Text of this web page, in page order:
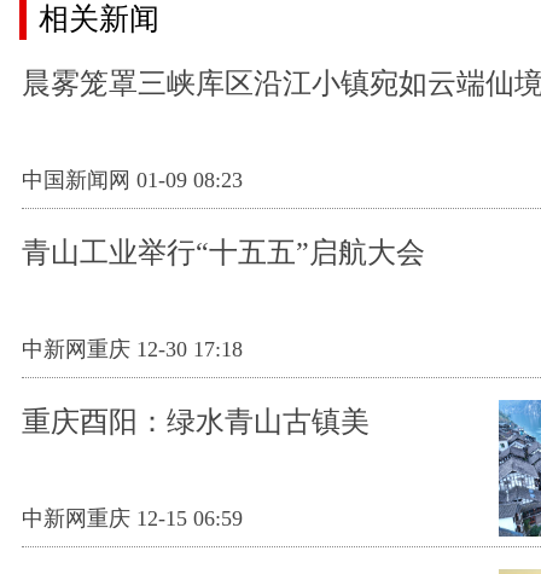
相关新闻
晨雾笼罩三峡库区沿江小镇宛如云端仙
中国新闻网 01-09 08:23
青山工业举行“十五五”启航大会
中新网重庆 12-30 17:18
重庆酉阳：绿水青山古镇美
中新网重庆 12-15 06:59